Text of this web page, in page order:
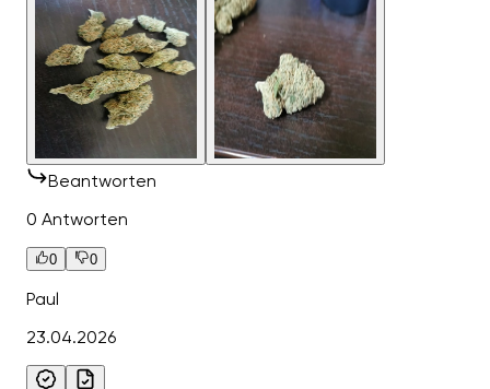
Beantworten
0 Antworten
0 0
Paul
23.04.2026